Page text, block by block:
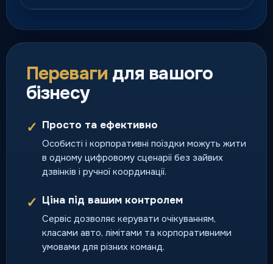
відправлень по місту.
доставка день у день
Перевезення тварин
Поїздки разом із улюбленцями
за зрозумілими правилами
поїздка з домашнім
улюбленцем
Переваги для вашого
бізнесу
✓ Просто та ефективно
Особисті і корпоративні поїздки можуть жити
в одному цифровому сценарії без зайвих
дзвінків і ручної координації.
✓ Ціна під вашим контролем
Сервіс дозволяє керувати очікуванням,
класами авто, лімітами та корпоративними
умовами для різних команд.